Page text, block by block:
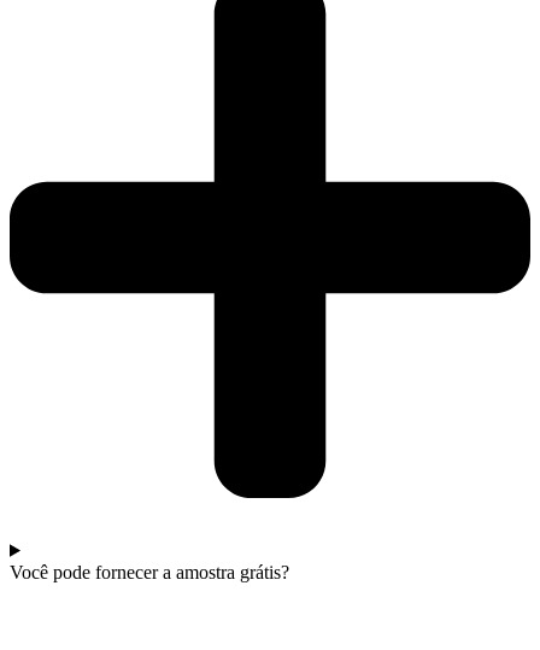
Você pode fornecer a amostra grátis?